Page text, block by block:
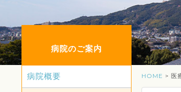
病院のご案内
病院概要 HOME > 医